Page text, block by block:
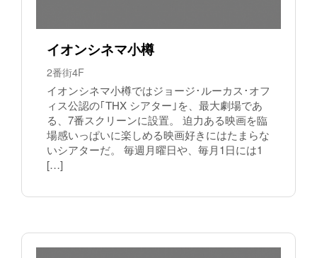
イオンシネマ小樽
2番街4F
イオンシネマ小樽ではジョージ･ルーカス･オフ
ィス公認の｢THX シアター｣を、最大劇場であ
る、7番スクリーンに設置。 迫力ある映画を臨
場感いっぱいに楽しめる映画好きにはたまらな
いシアターだ。 毎週月曜日や、毎月1日には1
[…]